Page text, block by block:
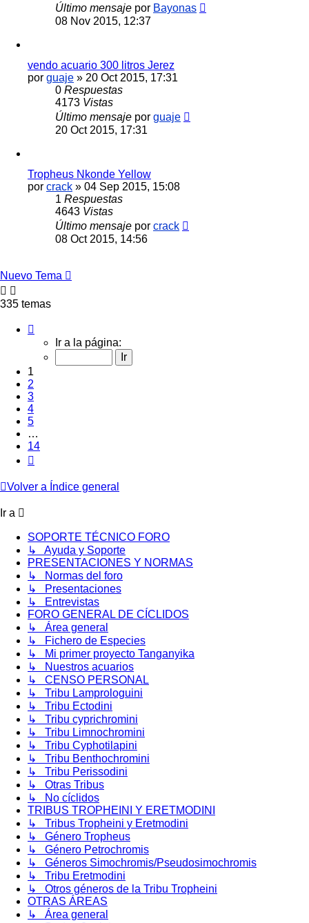
Último mensaje por Bayonas
08 Nov 2015, 12:37
vendo acuario 300 litros Jerez
por guaje » 20 Oct 2015, 17:31
0 Respuestas
4173 Vistas
Último mensaje por guaje
20 Oct 2015, 17:31
Tropheus Nkonde Yellow
por crack » 04 Sep 2015, 15:08
1 Respuestas
4643 Vistas
Último mensaje por crack
08 Oct 2015, 14:56
Nuevo Tema
335 temas
14
Ir a la página:
1
2
3
4
5
…
14
Volver a Índice general
Ir a
SOPORTE TÉCNICO FORO
↳ Ayuda y Soporte
PRESENTACIONES Y NORMAS
↳ Normas del foro
↳ Presentaciones
↳ Entrevistas
FORO GENERAL DE CÍCLIDOS
↳ Área general
↳ Fichero de Especies
↳ Mi primer proyecto Tanganyika
↳ Nuestros acuarios
↳ CENSO PERSONAL
↳ Tribu Lamprologuini
↳ Tribu Ectodini
↳ Tribu cyprichromini
↳ Tribu Limnochromini
↳ Tribu Cyphotilapini
↳ Tribu Benthochromini
↳ Tribu Perissodini
↳ Otras Tribus
↳ No cíclidos
TRIBUS TROPHEINI Y ERETMODINI
↳ Tribus Tropheini y Eretmodini
↳ Género Tropheus
↳ Género Petrochromis
↳ Géneros Simochromis/Pseudosimochromis
↳ Tribu Eretmodini
↳ Otros géneros de la Tribu Tropheini
OTRAS ÁREAS
↳ Área general